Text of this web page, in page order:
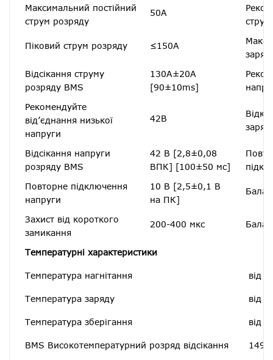
Максимальний постійний
струм розряду
50А
струм
Піковий струм розряду ≤150A
Відсікання струму
розряду BMS
130A±20A
[90±10ms]
Рекомендуйте
від’єднання низької
напруги
42В
Відсікання напруги
розряду BMS
42 В [2,8±0,08
ВПК] [100±50 мс]
Повторне підключення
напруги
10 В [2,5±0,1 В
на ПК]
Захист від короткого
замикання
200-400 мкс
Температурні характеристики
Температура нагнітання від
Температура заряду від
Температура зберігання від
BMS Високотемпературний розряд відсікання 149